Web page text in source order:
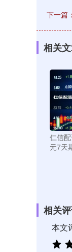
下一篇：
相关
仁信
元7天
相关
本文